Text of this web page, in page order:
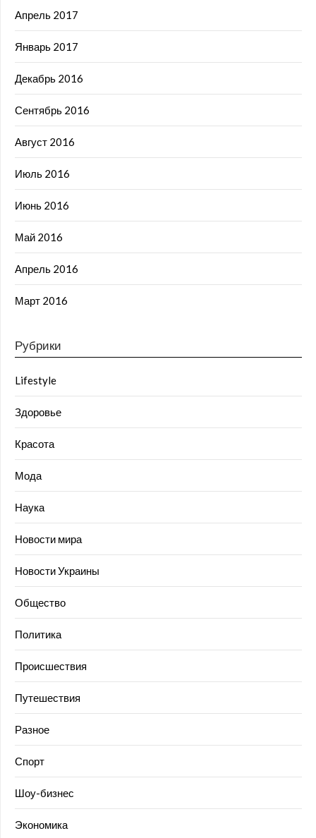
Апрель 2017
Январь 2017
Декабрь 2016
Сентябрь 2016
Август 2016
Июль 2016
Июнь 2016
Май 2016
Апрель 2016
Март 2016
Рубрики
Lifestyle
Здоровье
Красота
Мода
Наука
Новости мира
Новости Украины
Общество
Политика
Происшествия
Путешествия
Разное
Спорт
Шоу-бизнес
Экономика